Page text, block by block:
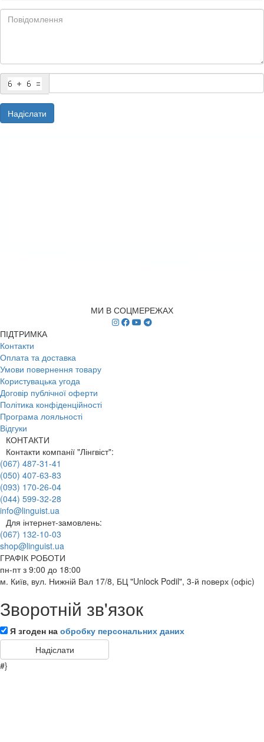
Надіслати
МИ В СОЦМЕРЕЖАХ
ПІДТРИМКА
Контакти
Оплата та доставка
Умови повернення товару
Користувацька угода
Договір публічної оферти
Політика конфіденційності
Програма лояльності
Відгуки
КОНТАКТИ
Контакти компанії "Лінгвіст":
(067) 487-31-41
(050) 407-63-83
(093) 170-26-04
(044) 599-32-28
info@linguist.ua
Для інтернет-замовлень:
(067) 132-10-03
shop@linguist.ua
ГРАФІК РОБОТИ
пн-пт з 9:00 до 18:00
м. Київ, вул. Нижній Вал 17/8, БЦ "Unlock Podil", 3-й поверх (офіс)
Зворотній зв'язок
Я згоден на обробку персональних даних
#}